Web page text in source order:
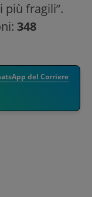
più fragili”.
348
del Corriere